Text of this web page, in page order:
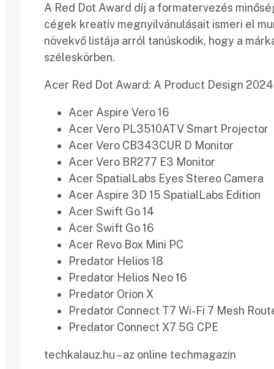
A Red Dot Award díj a formatervezés
cégek kreatív megnyilvánulásait ismeri el
növekvő listája arról tanúskodik, hogy a
széleskörben.
Acer Red Dot Award: A Product Design
Acer Aspire Vero 16
Acer Vero PL3510ATV Smart Projector
Acer Vero CB343CUR D Monitor
Acer Vero BR277 E3 Monitor
Acer SpatialLabs Eyes Stereo Camera
Acer Aspire 3D 15 SpatialLabs Edition
Acer Swift Go 14
Acer Swift Go 16
Acer Revo Box Mini PC
Predator Helios 18
Predator Helios Neo 16
Predator Orion X
Predator Connect T7 Wi-Fi 7 Mesh
Predator Connect X7 5G CPE
techkalauz.hu – az online techmagazin